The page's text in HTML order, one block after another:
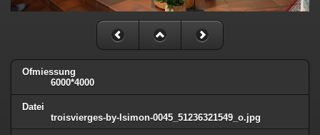
Ofmiessung
6000*4000
Datei
troisvierges-by-lsimon-0045_51236321549_o.jpg